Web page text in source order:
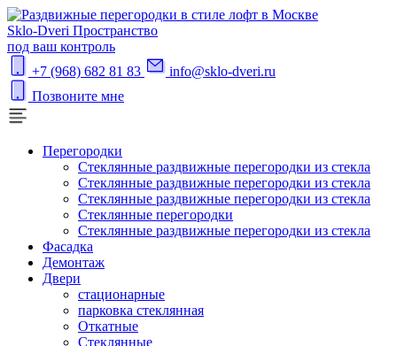
Sklo-Dveri Пространство
под ваш контроль
+7 (968) 682 81 83
info@sklo-dveri.ru
Позвоните мне
Перегородки
Стеклянные раздвижные перегородки из стекла
Стеклянные раздвижные перегородки из стекла
Стеклянные раздвижные перегородки из стекла
Стеклянные перегородки
Стеклянные раздвижные перегородки из стекла
Фасадка
Демонтаж
Двери
стационарные
парковка стеклянная
Откатные
Стеклянные